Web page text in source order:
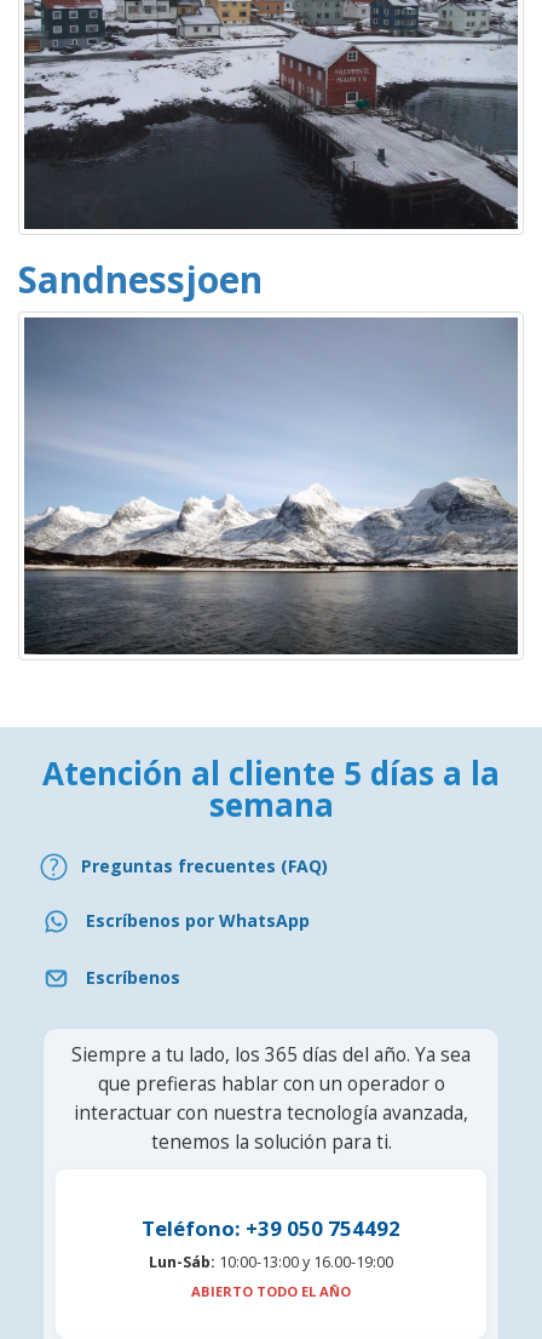
Sandnessjoen
Atención al cliente 5 días a la
semana
Preguntas frecuentes (FAQ)
Escríbenos por WhatsApp
Escríbenos
Siempre a tu lado, los 365 días del año. Ya sea
que prefieras hablar con un operador o
interactuar con nuestra tecnología avanzada,
tenemos la solución para ti.
Teléfono: +39 050 754492
Lun-Sáb: 10:00-13:00 y 16.00-19:00
ABIERTO TODO EL AÑO